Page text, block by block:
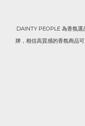
DAINTY PEOPLE 為香氛選
牌，相信高質感的香氛商品